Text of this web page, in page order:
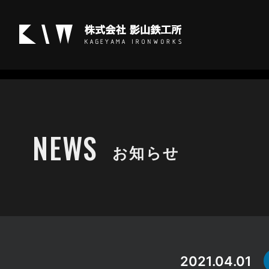
NEWS お知らせ
2021.04.01